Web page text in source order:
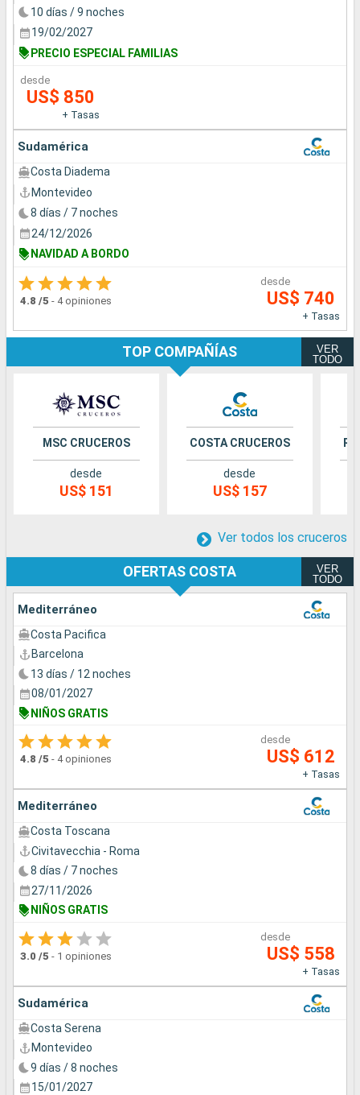
10 días / 9 noches
19/02/2027
PRECIO ESPECIAL FAMILIAS
desde
US$ 850
+ Tasas
Sudamérica
Costa Diadema
Montevideo
8 días / 7 noches
24/12/2026
NAVIDAD A BORDO
4.8 /5 - 4 opiniones
desde
US$ 740
+ Tasas
TOP COMPAÑÍAS
VER
TODO
MSC CRUCEROS
desde
US$ 151
COSTA CRUCEROS
desde
US$ 157
Ver todos los cruceros
OFERTAS COSTA
VER
TODO
Mediterráneo
Costa Pacifica
Barcelona
13 días / 12 noches
08/01/2027
NIÑOS GRATIS
4.8 /5 - 4 opiniones
desde
US$ 612
+ Tasas
Mediterráneo
Costa Toscana
Civitavecchia - Roma
8 días / 7 noches
27/11/2026
NIÑOS GRATIS
3.0 /5 - 1 opiniones
desde
US$ 558
+ Tasas
Sudamérica
Costa Serena
Montevideo
9 días / 8 noches
15/01/2027